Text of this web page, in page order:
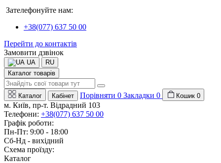
Зателефонуйте нам:
+38(077) 637 50 00
Перейти до контактів
Замовити дзвінок
UA
RU
Каталог товарів
Каталог Кабінет Порівняти 0 Закладки 0 Кошик 0
м. Київ, пр-т. Відрадний 103
Телефони: +38(077) 637 50 00
Графік роботи:
Пн-Пт: 9:00 - 18:00
Сб-Нд - вихідний
Схема проїзду:
Каталог